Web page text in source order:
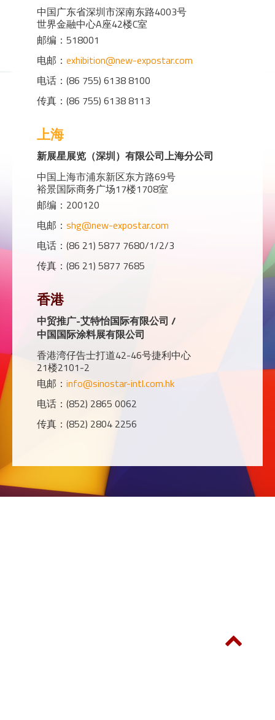
中国广东省深圳市深南东路4003号
世界金融中心A座42楼C室
邮编：518001
电邮： exhibition@new-expostar.com
电话：(86 755) 6138 8100
传真：(86 755) 6138 8113
上海
新展星展览（深圳）有限公司上海分公司
中国上海市浦东新区东方路69号
裕景国际商务广场17楼1708室
邮编：200120
电邮： shg@new-expostar.com
电话：(86 21) 5877 7680/1/2/3
传真：(86 21) 5877 7685
香港
中贸推广-艾特怡国际有限公司 /
中国国际涂料展有限公司
香港湾仔告士打道42-46号捷利中心
21楼2101-2
电邮： info@sinostar-intl.com.hk
电话：(852) 2865 0062
传真：(852) 2804 2256